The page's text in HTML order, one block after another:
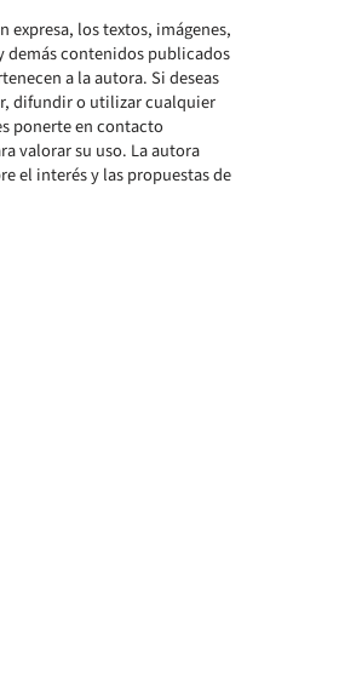
expresa, los textos, imágenes,
demás contenidos publicados
a la autora. Si deseas
difundir o utilizar cualquier
ponerte en contacto
valorar su uso. La autora
el interés y las propuestas de